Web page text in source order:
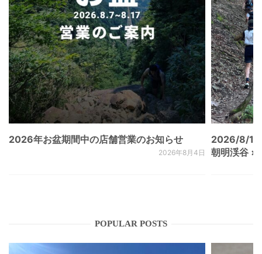
2026年お盆期間中の店舗営業のお知らせ
2026年8月4日
2026/8/
朝明渓谷 ×
POPULAR POSTS